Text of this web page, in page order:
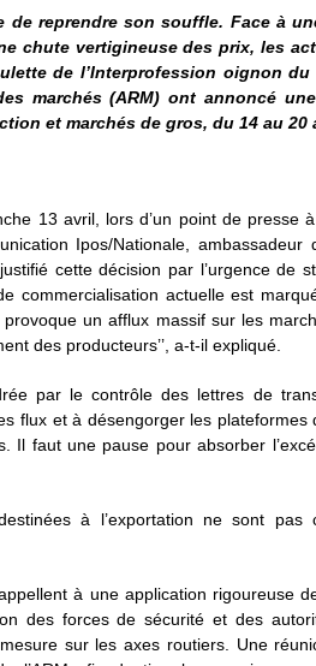
reprendre son souffle. Face à
chute vertigineuse des prix, les
de l’Interprofession oignon du
marchés (ARM) ont annoncé
et marchés de gros, du 14 au 20
13 avril, lors d’un point de presse
Ipos/Nationale, ambassadeur
cette décision par l’urgence de
commercialisation actuelle est
un afflux massif sur les
des producteurs’’, a-t-il expliqué.
par le contrôle des lettres de
flux et à désengorger les plateformes
Il faut une pause pour absorber
à l’exportation ne sont pas
à une application rigoureuse
des forces de sécurité et des
sur les axes routiers. Une